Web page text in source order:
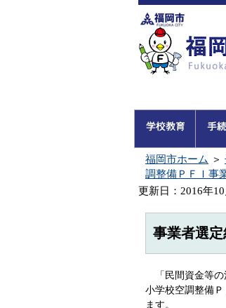
福岡市ホーム ＞
調整備ＰＦＩ事
更新日：2016年
事業者選
「民間資金等の
小学校空調整備
ます。